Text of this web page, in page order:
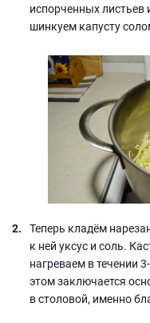
испорченных
шинкуем капусту
Теперь кладём
к ней уксус и соль.
нагреваем в течении
этом заключается
в столовой, именно